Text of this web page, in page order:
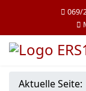
069/
Aktuelle Seite: